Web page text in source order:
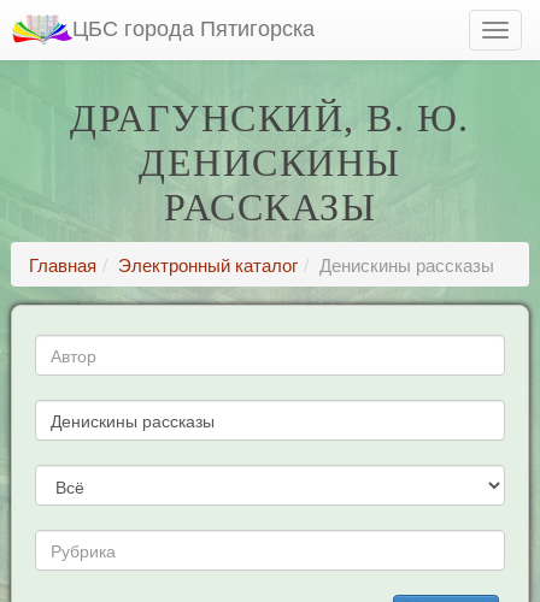
ЦБС города Пятигорска
ДРАГУНСКИЙ, В. Ю.
ДЕНИСКИНЫ
РАССКАЗЫ
Главная Электронный каталог Денискины рассказы